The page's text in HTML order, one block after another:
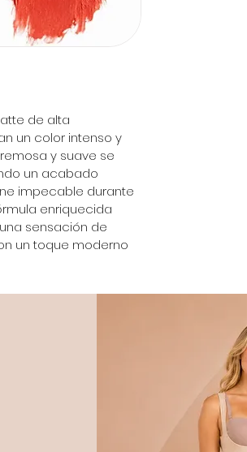
de alta
un color intenso y
y suave se
un acabado
impecable durante
enriquecida
sensación de
un toque moderno